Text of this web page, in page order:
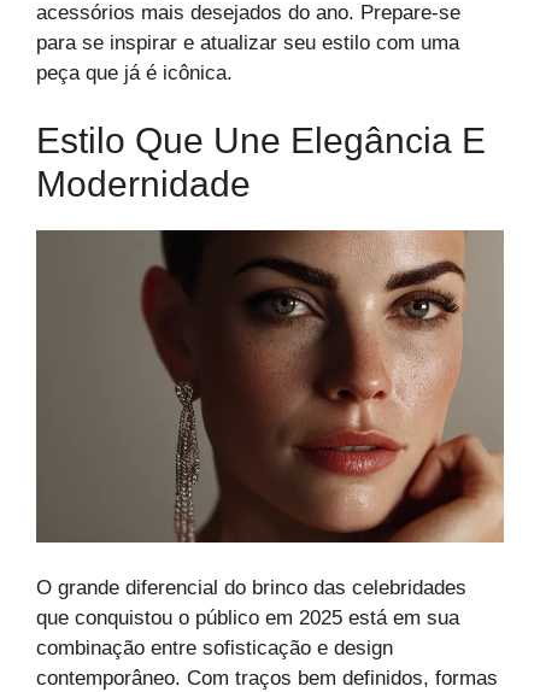
acessórios mais desejados do ano. Prepare-se
para se inspirar e atualizar seu estilo com uma
peça que já é icônica.
Estilo Que Une Elegância E
Modernidade
O grande diferencial do brinco das celebridades
que conquistou o público em 2025 está em sua
combinação entre sofisticação e design
contemporâneo. Com traços bem definidos, formas